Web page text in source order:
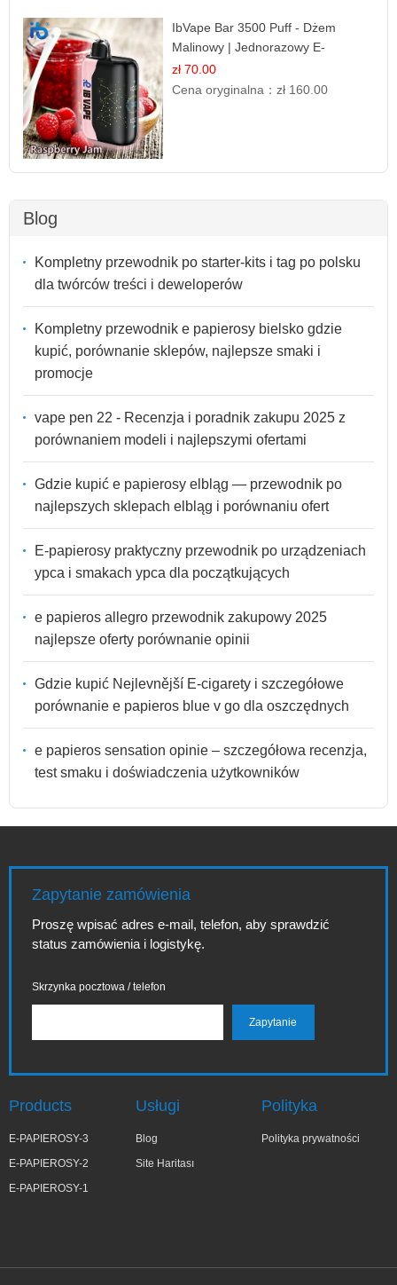
IbVape Bar 3500 Puff - Dżem
Malinowy | Jednorazowy E-
papieros
zł 70.00
Cena oryginalna：zł 160.00
Blog
Kompletny przewodnik po starter-kits i tag po polsku
dla twórców treści i deweloperów
Kompletny przewodnik e papierosy bielsko gdzie
kupić, porównanie sklepów, najlepsze smaki i
promocje
vape pen 22 - Recenzja i poradnik zakupu 2025 z
porównaniem modeli i najlepszymi ofertami
Gdzie kupić e papierosy elbląg — przewodnik po
najlepszych sklepach elbląg i porównaniu ofert
E-papierosy praktyczny przewodnik po urządzeniach
урса i smakach урса dla początkujących
e papieros allegro przewodnik zakupowy 2025
najlepsze oferty porównanie opinii
Gdzie kupić Nejlevnější E-cigarety i szczegółowe
porównanie e papieros blue v go dla oszczędnych
e papieros sensation opinie – szczegółowa recenzja,
test smaku i doświadczenia użytkowników
Zapytanie zamówienia
Proszę wpisać adres e-mail, telefon, aby sprawdzić
status zamówienia i logistykę.
Skrzynka pocztowa / telefon
Products
E-PAPIEROSY-3
E-PAPIEROSY-2
E-PAPIEROSY-1
Usługi
Blog
Site Haritası
Polityka
Polityka prywatności